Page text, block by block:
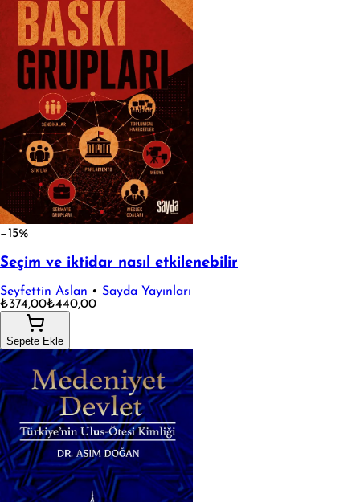
−15%
Seçim ve iktidar nasıl etkilenebilir
Seyfettin Aslan • Sayda Yayınları
₺374,00₺440,00
Sepete Ekle